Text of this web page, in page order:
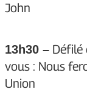
John
13h30 – Défilé
vous : Nous
Union